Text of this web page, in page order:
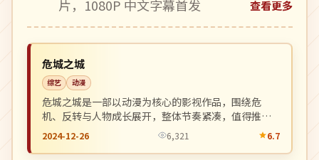
片，1080P 中文字幕首发
查看更多
美国
高分
危城之城
综艺 动漫
危城之城是一部以动漫为核心的影视作品，围绕危
机、反转与人物成长展开，整体节奏紧凑，值得推荐
观看。
2024-12-26 6,321 6.7